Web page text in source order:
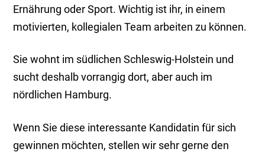
Ernährung oder Sport. Wichtig ist ihr, in einem
motivierten, kollegialen Team arbeiten zu können.
Sie wohnt im südlichen Schleswig-Holstein und
sucht deshalb vorrangig dort, aber auch im
nördlichen Hamburg.
Wenn Sie diese interessante Kandidatin für sich
gewinnen möchten, stellen wir sehr gerne den